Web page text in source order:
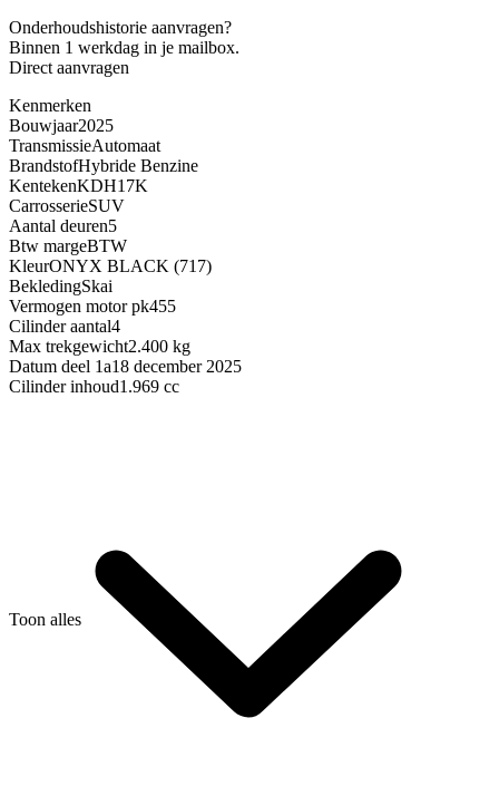
Onderhoudshistorie aanvragen?
Binnen 1 werkdag in je mailbox.
Direct aanvragen
Kenmerken
Bouwjaar2025
TransmissieAutomaat
BrandstofHybride Benzine
KentekenKDH17K
CarrosserieSUV
Aantal deuren5
Btw margeBTW
KleurONYX BLACK (717)
BekledingSkai
Vermogen motor pk455
Cilinder aantal4
Max trekgewicht2.400 kg
Datum deel 1a18 december 2025
Cilinder inhoud1.969 cc
Toon alles